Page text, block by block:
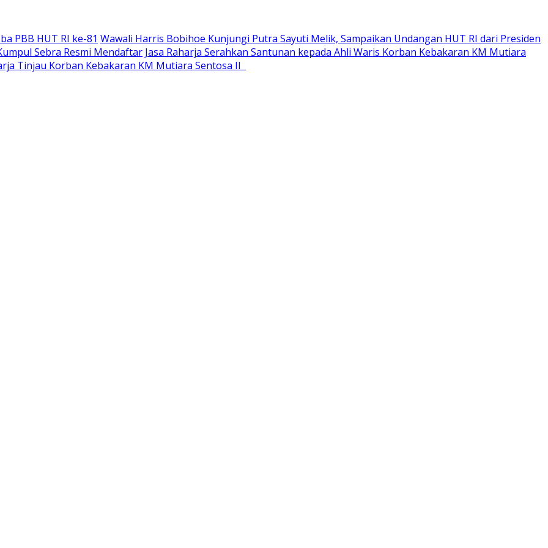
PBB HUT RI ke-81 Wawali Harris Bobihoe Kunjungi Putra Sayuti Melik, Sampaikan Undangan HUT RI dari Presiden
Sebra Resmi Mendaftar Jasa Raharja Serahkan Santunan kepada Ahli Waris Korban Kebakaran KM Mutiara
Tinjau Korban Kebakaran KM Mutiara Sentosa II